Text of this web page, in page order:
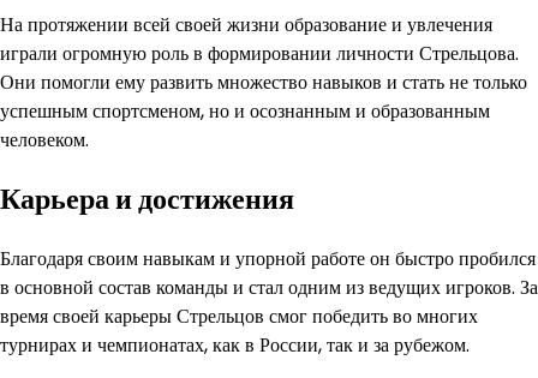
На протяжении всей своей жизни образование и увлечения
играли огромную роль в формировании личности Стрельцова.
Они помогли ему развить множество навыков и стать не только
успешным спортсменом, но и осознанным и образованным
человеком.
Карьера и достижения
Благодаря своим навыкам и упорной работе он быстро пробился
в основной состав команды и стал одним из ведущих игроков. За
время своей карьеры Стрельцов смог победить во многих
турнирах и чемпионатах, как в России, так и за рубежом.